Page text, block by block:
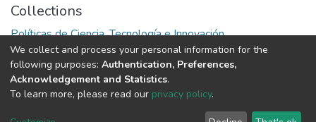
Collections
Políticas de Ciencia, Tecnología e Innovación
Full item page
DSpace software copyright © 2002-2026
Cookie End User Send
We collect and process your personal information for the
following purposes: Authentication, Preferences,
Acknowledgement and Statistics.
To learn more, please read our privacy policy.